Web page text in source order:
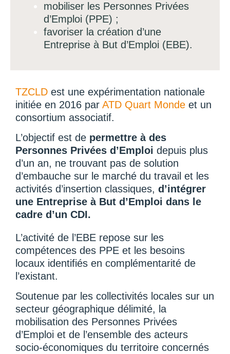
mobiliser les Personnes Privées
d’Emploi (PPE) ;
favoriser la création d’une
Entreprise à But d’Emploi (EBE).
TZCLD est une expérimentation nationale
initiée en 2016 par ATD Quart Monde et un
consortium associatif.
L’objectif est de permettre à des
Personnes Privées d’Emploi depuis plus
d’un an, ne trouvant pas de solution
d’embauche sur le marché du travail et les
activités d’insertion classiques, d’intégrer
une Entreprise à But d’Emploi dans le
cadre d’un CDI.
L’activité de l’EBE repose sur les
compétences des PPE et les besoins
locaux identifiés en complémentarité de
l’existant.
Soutenue par les collectivités locales sur un
secteur géographique délimité, la
mobilisation des Personnes Privées
d’Emploi et de l’ensemble des acteurs
socio-économiques du territoire concernés